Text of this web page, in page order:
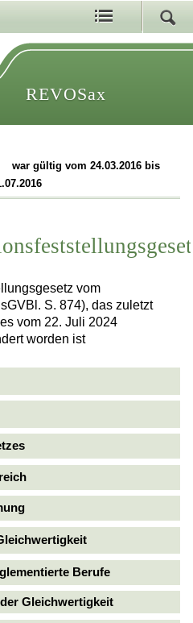
REVOSax
war gültig vom 24.03.2016 bis
vom
S. 874), das zuletzt
vom 22. Juli 2024
worden ist
Berufe
Gleichwertigkeit